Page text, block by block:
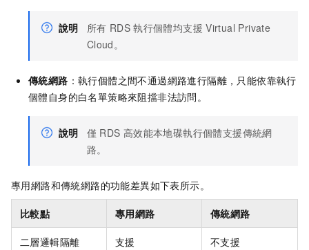
說明 所有 RDS 執行個體均支援 Virtual Private
Cloud。
傳統網路 ：執行個體之間不通過網路進行隔離，只能依靠執行
個體自身的白名單策略來阻擋非法訪問。
說明 僅 RDS 高效能本地碟執行個體支援傳統網
路。
專用網路和傳統網路的功能差異如下表所示。
比較點 專用網路 傳統網路
二層邏輯隔離 支援 不支援